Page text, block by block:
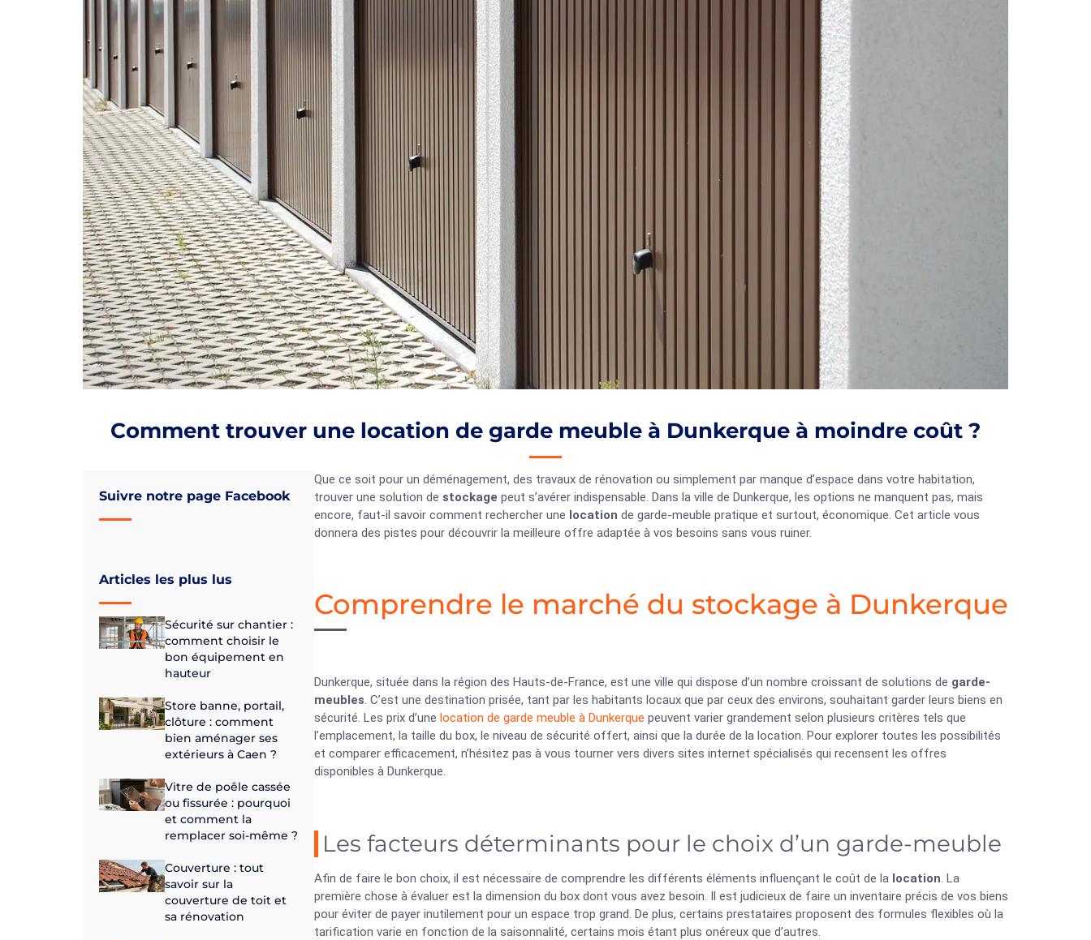
Comment trouver une location de garde meuble à Dunkerque à moindre coût ?
Suivre notre page Facebook
Articles les plus lus
Sécurité sur chantier :
comment choisir le
bon équipement en
hauteur
Store banne, portail,
clôture : comment
bien aménager ses
extérieurs à Caen ?
Vitre de poêle cassée
ou fissurée : pourquoi
et comment la
remplacer soi-même ?
Couverture : tout
savoir sur la
couverture de toit et
sa rénovation
Que ce soit pour un déménagement, des travaux de rénovation ou simplement par manque d’espace dans votre habitation,
trouver une solution de stockage peut s’avérer indispensable. Dans la ville de Dunkerque, les options ne manquent pas, mais
encore, faut-il savoir comment rechercher une location de garde-meuble pratique et surtout, économique. Cet article vous
donnera des pistes pour découvrir la meilleure offre adaptée à vos besoins sans vous ruiner.
Comprendre le marché du stockage à Dunkerque
Dunkerque, située dans la région des Hauts-de-France, est une ville qui dispose d’un nombre croissant de solutions de garde-
meubles. C’est une destination prisée, tant par les habitants locaux que par ceux des environs, souhaitant garder leurs biens en
sécurité. Les prix d’une location de garde meuble à Dunkerque peuvent varier grandement selon plusieurs critères tels que
l’emplacement, la taille du box, le niveau de sécurité offert, ainsi que la durée de la location. Pour explorer toutes les possibilités
et comparer efficacement, n’hésitez pas à vous tourner vers divers sites internet spécialisés qui recensent les offres
disponibles à Dunkerque.
Les facteurs déterminants pour le choix d’un garde-meuble
Afin de faire le bon choix, il est nécessaire de comprendre les différents éléments influençant le coût de la location. La
première chose à évaluer est la dimension du box dont vous avez besoin. Il est judicieux de faire un inventaire précis de vos biens
pour éviter de payer inutilement pour un espace trop grand. De plus, certains prestataires proposent des formules flexibles où la
tarification varie en fonction de la saisonnalité, certains mois étant plus onéreux que d’autres.